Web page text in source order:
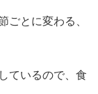
ごとに変わる、
ているので、食